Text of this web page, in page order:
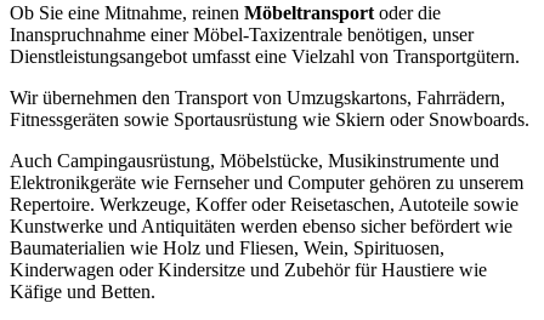
Ob Sie eine Mitnahme, reinen Möbeltransport oder die
Inanspruchnahme einer Möbel-Taxizentrale benötigen, unser
Dienstleistungsangebot umfasst eine Vielzahl von Transportgütern.
Wir übernehmen den Transport von Umzugskartons, Fahrrädern,
Fitnessgeräten sowie Sportausrüstung wie Skiern oder Snowboards.
Auch Campingausrüstung, Möbelstücke, Musikinstrumente und
Elektronikgeräte wie Fernseher und Computer gehören zu unserem
Repertoire. Werkzeuge, Koffer oder Reisetaschen, Autoteile sowie
Kunstwerke und Antiquitäten werden ebenso sicher befördert wie
Baumaterialien wie Holz und Fliesen, Wein, Spirituosen,
Kinderwagen oder Kindersitze und Zubehör für Haustiere wie
Käfige und Betten.